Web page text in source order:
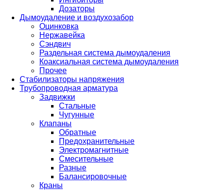
Дозаторы
Дымоудаление и воздухозабор
Оцинковка
Нержавейка
Сэндвич
Раздельная система дымоудаления
Коаксиальная система дымоудаления
Прочее
Стабилизаторы напряжения
Трубопроводная арматура
Задвижки
Стальные
Чугунные
Клапаны
Обратные
Предохранительные
Электромагнитные
Смесительные
Разные
Балансировочные
Краны